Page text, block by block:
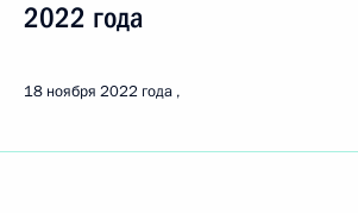
2022 года
18 ноября 2022 года